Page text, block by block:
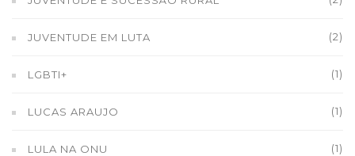
JUVENTUDE EM LUTA (2)
LGBTI+ (1)
LUCAS ARAUJO (1)
LULA NA ONU (1)